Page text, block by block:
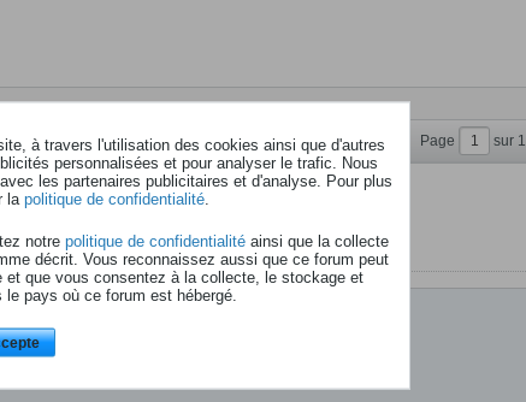
Page sur 1
à travers l'utilisation des cookies ainsi que d'autres
personnalisées et pour analyser le trafic. Nous
les partenaires publicitaires et d'analyse. Pour plus
la politique de confidentialité.
notre politique de confidentialité ainsi que la collecte
décrit. Vous reconnaissez aussi que ce forum peut
et que vous consentez à la collecte, le stockage et
pays où ce forum est hébergé.